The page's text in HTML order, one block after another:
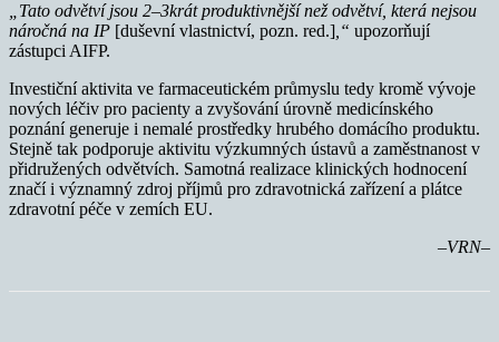
„Tato odvětví jsou 2–3krát produktivnější než odvětví, která nejsou
náročná na IP [duševní vlastnictví, pozn. red.] ,“ upozorňují
zástupci AIFP.
Investiční aktivita ve farmaceutickém průmyslu tedy kromě vývoje
nových léčiv pro pacienty a zvyšování úrovně medicínského
poznání generuje i nemalé prostředky hrubého domácího produktu.
Stejně tak podporuje aktivitu výzkumných ústavů a zaměstnanost v
přidružených odvětvích. Samotná realizace klinických hodnocení
značí i významný zdroj příjmů pro zdravotnická zařízení a plátce
zdravotní péče v zemích EU.
–VRN–